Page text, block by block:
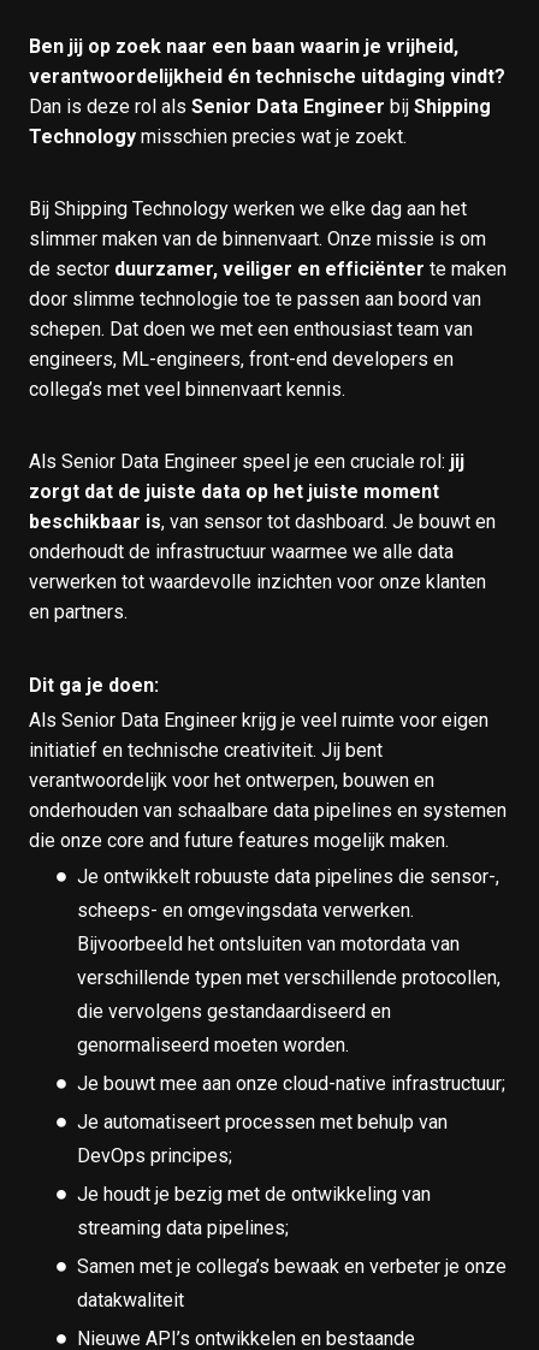
Ben jij op zoek naar een baan waarin je vrijheid,
verantwoordelijkheid én technische uitdaging vindt?
Dan is deze rol als Senior Data Engineer bij Shipping
Technology misschien precies wat je zoekt.
Bij Shipping Technology werken we elke dag aan het
slimmer maken van de binnenvaart. Onze missie is om
de sector duurzamer, veiliger en efficiënter te maken
door slimme technologie toe te passen aan boord van
schepen. Dat doen we met een enthousiast team van
engineers, ML-engineers, front-end developers en
collega’s met veel binnenvaart kennis.
Als Senior Data Engineer speel je een cruciale rol: jij
zorgt dat de juiste data op het juiste moment
beschikbaar is, van sensor tot dashboard. Je bouwt en
onderhoudt de infrastructuur waarmee we alle data
verwerken tot waardevolle inzichten voor onze klanten
en partners.
Dit ga je doen:
Als Senior Data Engineer krijg je veel ruimte voor eigen
initiatief en technische creativiteit. Jij bent
verantwoordelijk voor het ontwerpen, bouwen en
onderhouden van schaalbare data pipelines en systemen
die onze core and future features mogelijk maken.
Je ontwikkelt robuuste data pipelines die sensor-,
scheeps- en omgevingsdata verwerken.
Bijvoorbeeld het ontsluiten van motordata van
verschillende typen met verschillende protocollen,
die vervolgens gestandaardiseerd en
genormaliseerd moeten worden.
Je bouwt mee aan onze cloud-native infrastructuur;
Je automatiseert processen met behulp van
DevOps principes;
Je houdt je bezig met de ontwikkeling van
streaming data pipelines;
Samen met je collega’s bewaak en verbeter je onze
datakwaliteit
Nieuwe API’s ontwikkelen en bestaande